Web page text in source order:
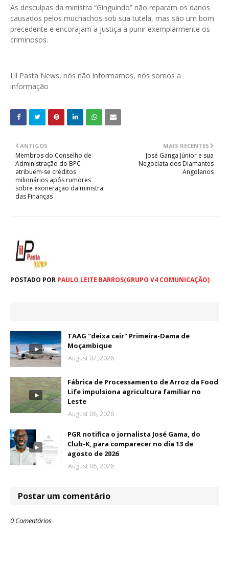
As desculpas da ministra “Ginguindo” não reparam os danos
causados pelos muchachos sob sua tutela, mas são um bom
precedente e encorajam a justiça a punir exemplarmente os
criminosos.
Lil Pasta News, nós não informamos, nós somos a
informação
MAIS RECENTES
José Ganga Júnior e sua
Negociata dos Diamantes
Angolanos
ANTIGOS
Membros do Conselho de
Administração do BPC
atribuem-se créditos
milionários após rumores
sobre exoneração da ministra
das Finanças
POSTADO POR PAULO LEITE BARROS(GRUPO V4 COMUNICAÇÃO)
TAAG "deixa cair" Primeira-Dama de
Moçambique
August 07, 2026
Fábrica de Processamento de Arroz da Food
Life impulsiona agricultura familiar no
Leste
August 06, 2026
PGR notifica o jornalista José Gama, do
Club-K, para comparecer no dia 13 de
agosto de 2026
August 06, 2026
Postar um comentário
0 Comentários